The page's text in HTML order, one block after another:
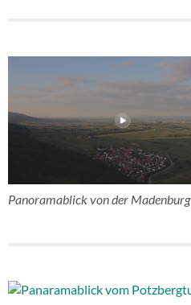
Panoramablick von der Madenburg